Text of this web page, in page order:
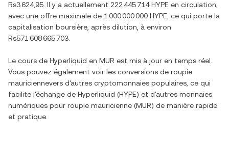
Rs3 624,95 . Il y a actuellement 222 445 714 HYPE en circulation,
avec une offre maximale de 1 000 000 000 HYPE , ce qui porte la
capitalisation boursière, après dilution, à environ
Rs571 608 665 703
Le cours de Hyperliquid en MUR est mis à jour en temps réel.
Vous pouvez également voir les conversions de roupie
mauriciennevers d'autres cryptomonnaies populaires, ce qui
facilite l'échange de Hyperliquid (HYPE) et d'autres monnaies
numériques pour roupie mauricienne (MUR) de manière rapide
et pratique.